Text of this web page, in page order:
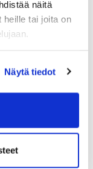
näitä
heille tai joita on
Näytä tiedot